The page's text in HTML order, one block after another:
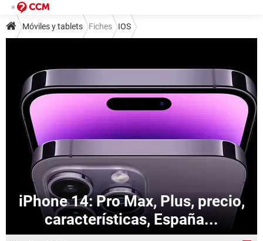
Móviles y tablets Fiches IOS
iPhone 14: Pro Max, Plus, precio,
características, España...